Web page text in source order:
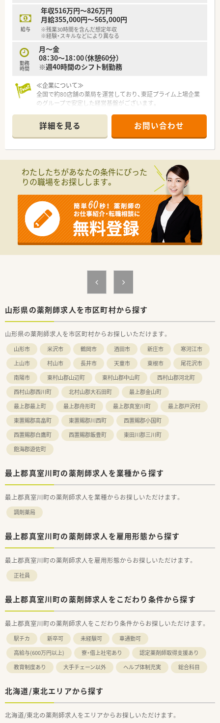
給与
年収516万円～826万円
月給355,000円～565,000円
※残業30時間を含んだ想定年収
※経験・スキルなどにより異なる
勤務
時間
月～金
08：30〜18：00（休憩60分）
※週40時間のシフト制勤務
≪企業について≫
全国で約80店舗の薬局を運営しており、東証プライム上場企業
のグループで安定した経営基盤がございます。
ど多数の事業展開！
薬局事業だけではない経営の多様性や安定性が魅力の一つで
す。
教育・研修制度が充実しています！新入社員から中堅社員まで、キ
ャリアに合わせた研修プログラムがありますので、
着実にステップアップしていきたい方におススメの環境です。
会社としても社員の皆様のスキルアップをフォローしてくれる
体制が整っています。
≪知識や技術を広く深く身に付けられます！≫
自己研修支援・補助金が年間3万円付与！交通費や参加費、E-
Learningなどに使えます。
総合病院や医療ビル、在宅など多数科対応あり！知識や技術を広
地域に根差した薬局ですので、患者様とのコミュニケーションを
大切にできる方におススメの環境です！
≪こんな方にオススメです！≫
・成長企業でキャリアアップをしたい方！
・好きなことを学べる会社をお探しの方！
・経営の安定している会社で腰を据えて働きたい方！
・研修制度の充実した会社をお探しの方！
詳細を見る お問い合わせ
わたしたちがあなたの条件にぴった
りの職場をお探しします。
山形県の薬剤師求人を市区町村から探す
山形県の薬剤師求人を市区町村からお探しいただけます。
山形市 米沢市 鶴岡市 酒田市 新庄市
寒河江市
上山市
村山市 長井市 天童市 東根市
尾花沢市
南陽市
東村山郡山辺町 東村山郡中山町
西村山郡河北町
西村山郡西川町
北村山郡大石田町
最上郡金山町
最上郡最上町
最上郡舟形町 最上郡真室川町
最上郡戸沢村
東置賜郡高畠町
東置賜郡川西町
西置賜郡小国町
西置賜郡白鷹町
西置賜郡飯豊町
東田川郡三川町
飽海郡遊佐町
最上郡真室川町の薬剤師求人を業種から探す
最上郡真室川町の薬剤師求人を業種からお探しいただけます。
調剤薬局
最上郡真室川町の薬剤師求人を雇用形態から探す
最上郡真室川町の薬剤師求人を雇用形態からお探しいただけます。
正社員
最上郡真室川町の薬剤師求人をこだわり条件から探す
最上郡真室川町の薬剤師求人をこだわり条件からお探しいただけます。
駅チカ 新卒可 未経験可
車通勤可
高給与(600万円以上)
寮・借上社宅あり
認定薬剤師取得支援あり
教育制度あり
大手チェーン以外 ヘルプ体制充実 総合科目
北海道/東北エリアから探す
北海道/東北の薬剤師求人をエリアからお探しいただけます。